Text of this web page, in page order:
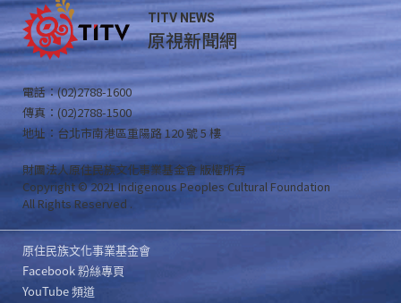
TITV NEWS
原視新聞網
電話：(02)2788-1600
傳真：(02)2788-1500
地址：台北市南港區重陽路 120 號 5 樓
財團法人原住民族文化事業基金會 版權所有
Copyright © 2021 Indigenous Peoples Cultural Foundation
All Rights Reserved .
原住民族文化事業基金會
Facebook 粉絲專頁
YouTube 頻道